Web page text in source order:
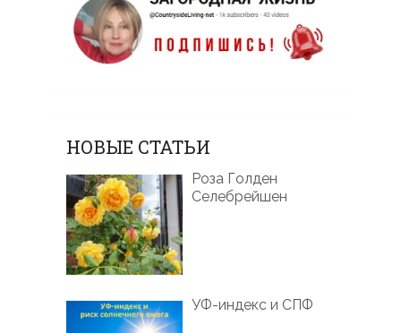
НОВЫЕ СТАТЬИ
Роза Голден
Селебрейшен
УФ-индекс и СПФ